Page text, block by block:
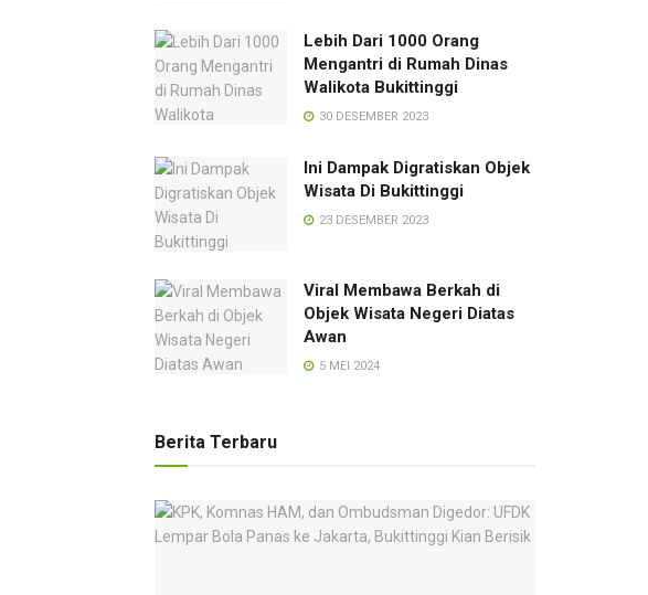
Lebih Dari 1000 Orang
Mengantri di Rumah Dinas
Walikota Bukittinggi
30 DESEMBER 2023
Ini Dampak Digratiskan Objek
Wisata Di Bukittinggi
23 DESEMBER 2023
Viral Membawa Berkah di
Objek Wisata Negeri Diatas
Awan
5 MEI 2024
Berita Terbaru